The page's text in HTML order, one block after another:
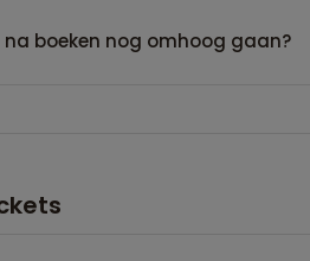
na boeken nog omhoog gaan?